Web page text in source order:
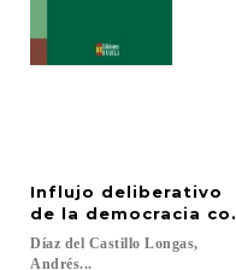
Influjo deliberativo
de la democracia
Díaz del Castillo Longas,
Andrés...